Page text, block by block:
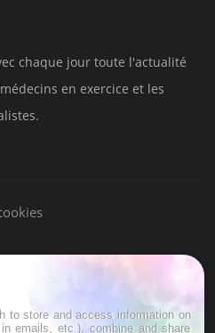
chaque jour toute l'actualité
en exercice et les
to store and access information on
emails, etc.), combine and share